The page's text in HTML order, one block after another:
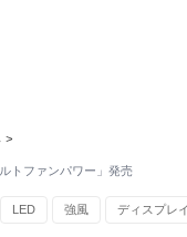
>
トファンパワー」発売
LED 強風 ディスプレイ